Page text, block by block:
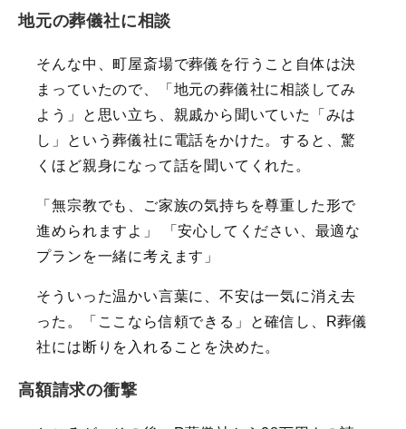
地元の葬儀社に相談
そんな中、町屋斎場で葬儀を行うこと自体は決
まっていたので、「地元の葬儀社に相談してみ
よう」と思い立ち、親戚から聞いていた「みは
し」という葬儀社に電話をかけた。すると、驚
くほど親身になって話を聞いてくれた。
「無宗教でも、ご家族の気持ちを尊重した形で
進められますよ」 「安心してください、最適な
プランを一緒に考えます」
そういった温かい言葉に、不安は一気に消え去
った。「ここなら信頼できる」と確信し、R葬儀
社には断りを入れることを決めた。
高額請求の衝撃